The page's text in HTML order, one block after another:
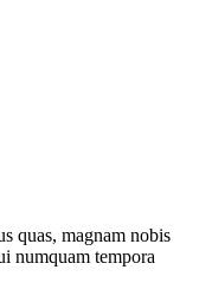
quas, magnam nobis
numquam tempora